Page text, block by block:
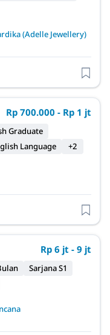
(Adelle Jewellery)
Rp 700.000 - Rp 1 jt
Graduate
Language +2
Rp 6 jt - 9 jt
Sarjana S1